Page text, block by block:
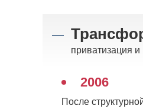
приватизация
2006
После